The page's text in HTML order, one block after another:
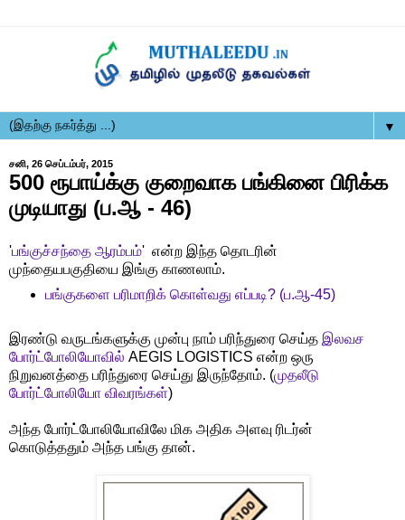
▼
சனி, 26 செப்டம்பர், 2015
500 ரூபாய்க்கு குறைவாக பங்கினை பிரிக்க
முடியாது (ப.ஆ - 46)
'பங்குச்சந்தை ஆரம்பம்' என்ற இந்த தொடரின்
முந்தையபகுதியை இங்கு காணலாம்.
பங்குகளை பரிமாறிக் கொள்வது எப்படி? (ப.ஆ-45)
இரண்டு வருடங்களுக்கு முன்பு நாம் பரிந்துரை செய்த இலவச
போர்ட்போலியோவில் AEGIS LOGISTICS என்ற ஒரு
நிறுவனத்தை பரிந்துரை செய்து இருந்தோம். (முதலீடு
போர்ட்போலியோ விவரங்கள்)
அந்த போர்ட்போலியோவிலே மிக அதிக அளவு ரிடர்ன்
கொடுத்ததும் அந்த பங்கு தான்.